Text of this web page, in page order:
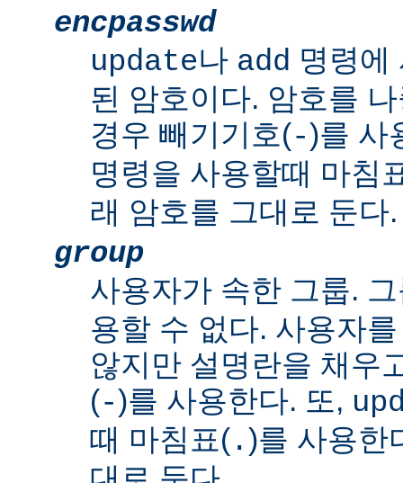
encpasswd
update나 add 명령에
된 암호이다. 암호를
경우 빼기기호(-)를 사
명령을 사용할때 마침
래 암호를 그대로 둔다.
group
사용자가 속한 그룹.
용할 수 없다. 사용자
않지만 설명란을 채우
(-)를 사용한다. 또,
때 마침표( .)를 사용한